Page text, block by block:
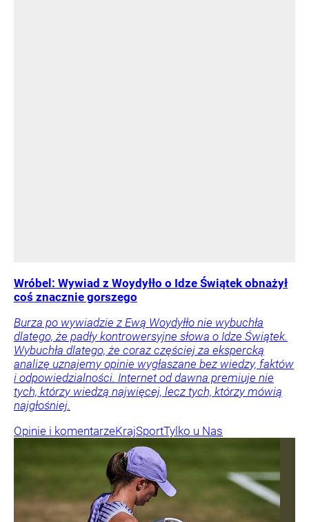
Wróbel: Wywiad z Woydyłło o Idze Świątek obnażył
coś znacznie gorszego
Burza po wywiadzie z Ewą Woydyłło nie wybuchła
dlatego, że padły kontrowersyjne słowa o Idze Świątek.
Wybuchła dlatego, że coraz częściej za ekspercką
analizę uznajemy opinie wygłaszane bez wiedzy, faktów
i odpowiedzialności. Internet od dawna premiuje nie
tych, którzy wiedzą najwięcej, lecz tych, którzy mówią
najgłośniej.
Opinie i komentarzeKrajSportTylko u Nas